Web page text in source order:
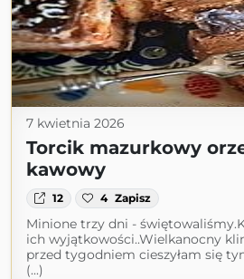
7 kwietnia 2026
Torcik mazurkowy
kawowy
12 4 Zapisz
Minione trzy dni -
ich wyjątkowości..Wielkanocny
przed tygodniem cieszyłam się
(...)